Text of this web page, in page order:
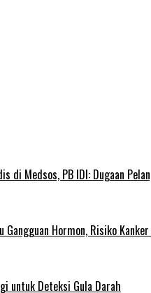
di Medsos, PB IDI: Dugaan
Hormon, Risiko
untuk Deteksi Gula Darah